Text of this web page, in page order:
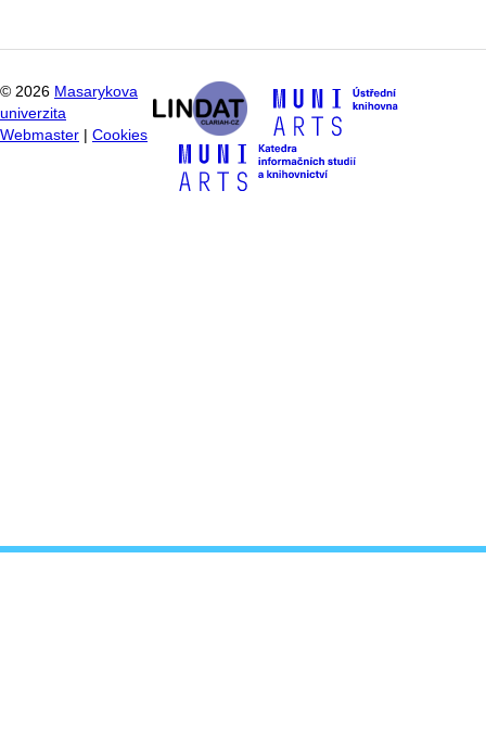
© 2026 Masarykova
univerzita
Webmaster
Cookies